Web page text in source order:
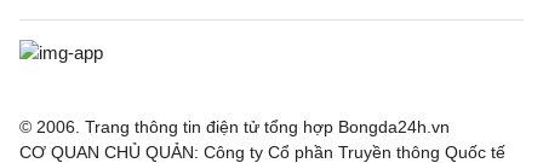
© 2006. Trang thông tin điện tử tổng hợp Bongda24h.vn
CƠ QUAN CHỦ QUẢN: Công ty Cổ phần Truyền thông Quốc tế